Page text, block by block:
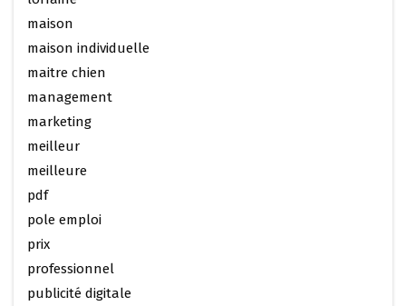
maison
maison individuelle
maitre chien
management
marketing
meilleur
meilleure
pdf
pole emploi
prix
professionnel
publicité digitale